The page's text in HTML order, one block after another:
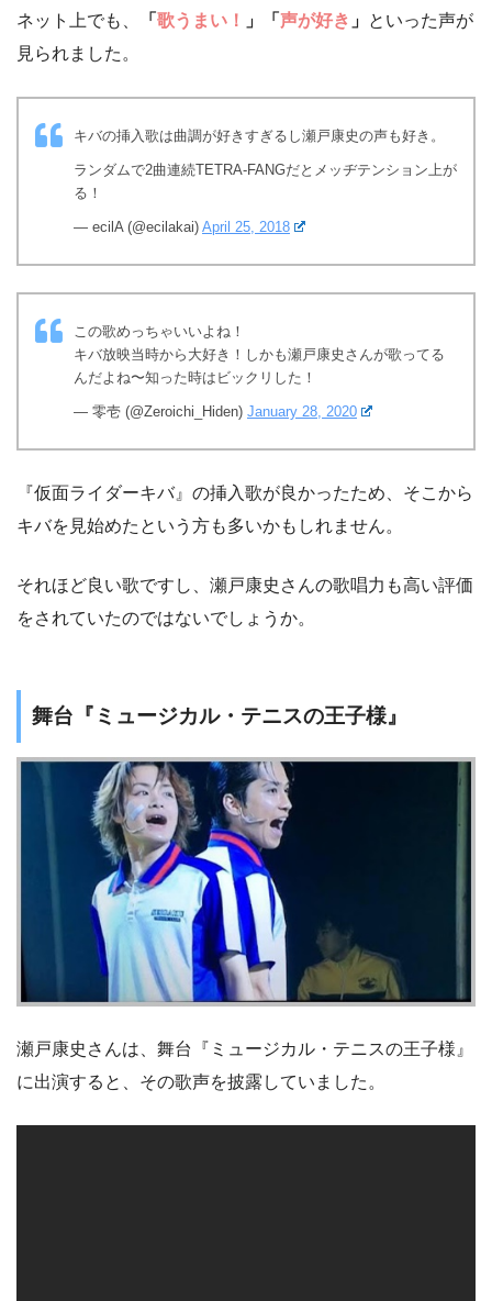
ネット上でも、 「 歌うまい！ 」「 声が好き 」 といった声が
見られました。
キバの挿入歌は曲調が好きすぎるし瀬戸康史の声も好き。
ランダムで2曲連続TETRA-FANGだとメッヂテンション上が
る！
— ecilA (@ecilakai) April 25, 2018
この歌めっちゃいいよね！
キバ放映当時から大好き！しかも瀬戸康史さんが歌ってる
んだよね〜知った時はビックリした！
— 零壱 (@Zeroichi_Hiden) January 28, 2020
『仮面ライダーキバ』の挿入歌が良かったため、そこから
キバを見始めたという方も多いかもしれません。
それほど良い歌ですし、瀬戸康史さんの歌唱力も高い評価
をされていたのではないでしょうか。
舞台『ミュージカル・テニスの王子様』
瀬戸康史さんは、舞台『ミュージカル・テニスの王子様』
に出演すると、その歌声を披露していました。